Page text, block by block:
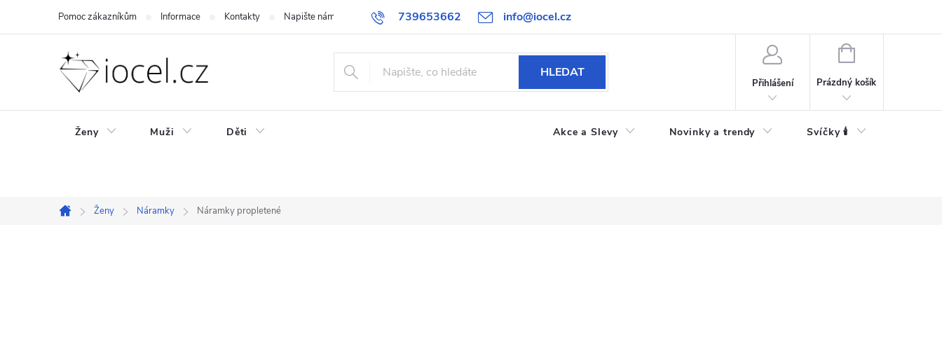
739653662 info@iocel.cz
Pomoc zákazníkům Informace Kontakty Napište nám Blog Obchodní podmínky Oblíbené Spolupráce
HLEDAT
Přihlášení
NÁKUPNÍ
Prázdný košík
Ženy Muži Děti Akce a Slevy Novinky a trendy Svíčky 🕯️
Domů
Ženy Náramky Náramky propletené